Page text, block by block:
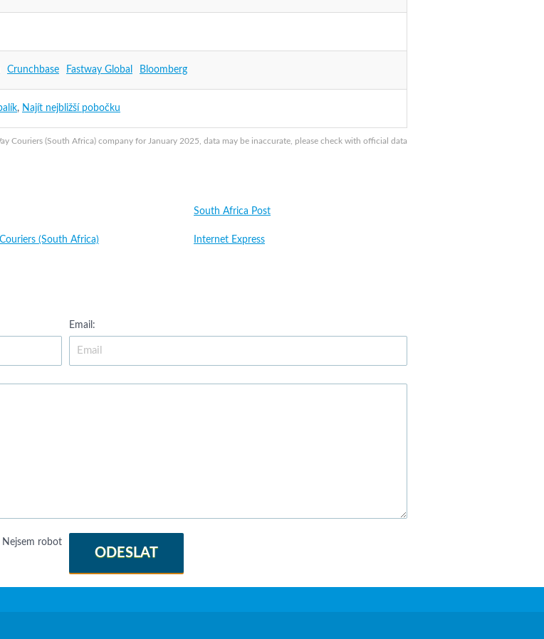
Couriers (South Africa) company for January 2025, data may be inaccurate, please check with official data
Crunchbase Fastway Global Bloomberg
, Najít nejbližší pobočku
South Africa Post
(South Africa) Internet Express
Email:
Nejsem robot
ODESLAT